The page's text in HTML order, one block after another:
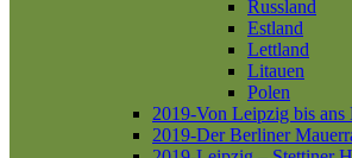
Russland
Estland
Lettland
Litauen
Polen
2019-Von Leipzig bis ans
2019-Der Berliner